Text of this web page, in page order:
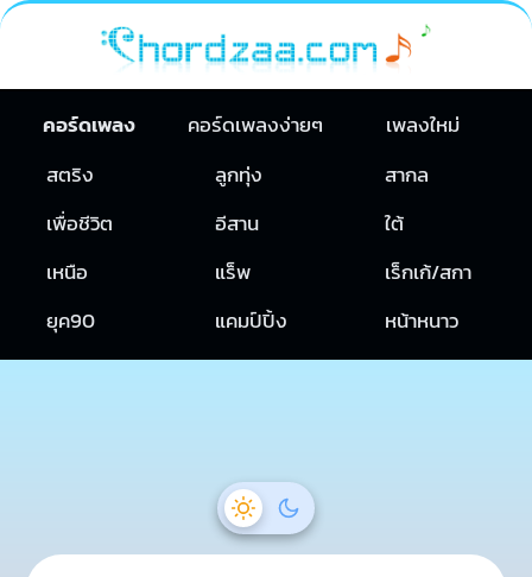
คอร์ดเพลง คอร์ดเพลงง่ายๆ
เพลงใหม่
สตริง
ลูกทุ่ง
สากล
เพื่อชีวิต
อีสาน
ใต้
เหนือ
แร็พ
เร็กเก้/สกา
ยุค90
แคมป์ปิ้ง หน้าหนาว